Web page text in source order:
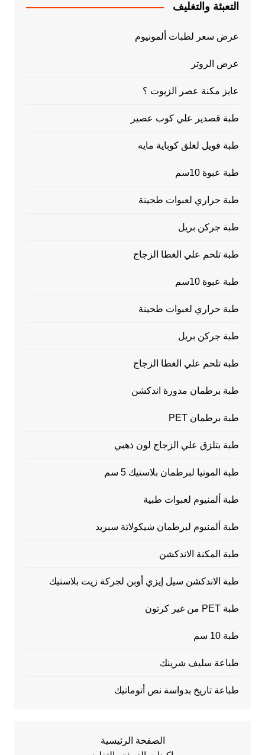
التعبئة والتغليف
عرض سعر لطبات ألمونيوم
عرض الروتر
عايز مكنة عصر الزيوت ؟
طبة قصدير علي كوب عصير
طبة فويل لغلق كوباية مايه
طبة عبوة 10سم
طبة حراري لعبوات طحينة
طبة جركن بريل
طبة تلحم علي الغطا الزجاج
طبة عبوة 10سم
طبة حراري لعبوات طحينة
طبة جركن بريل
طبة تلحم علي الغطا الزجاج
طبة برطمان مدورة اندكشن
طبة برطمان PET
طبة بتلزق علي الزجاج لون ذهبي
طبة المونيا لبرطمان بلاستيك 5 سم
طبة ألمنيوم لعبوات طبية
طبة ألمنيوم لبرطمان شيكولاتة سبريد
طبة المكنة الاندكشن
طبة الاندكشن سيل إيزي أوبن لجركة زيت بلاستيك
طبة PET من غير كرتون
طبة 10 سم
طباعة سليف شرينك
طباعة تاريخ بدواسة نص أتوماتيك
الصفحة الرئيسية